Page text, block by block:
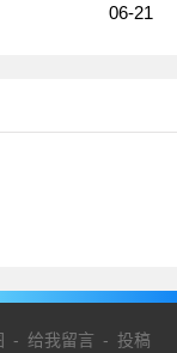
06-21
- 给我留言 - 投稿